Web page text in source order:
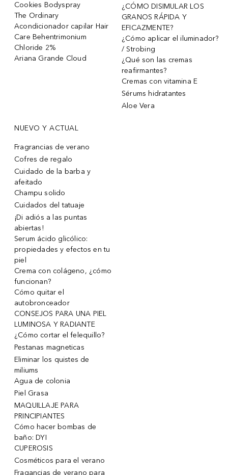
Cookies Bodyspray
The Ordinary
Acondicionador capilar Hair
Care Behentrimonium
Chloride 2%
Ariana Grande Cloud
¿CÓMO DISIMULAR LOS
GRANOS RÁPIDA Y
EFICAZMENTE?
¿Cómo aplicar el iluminador?
/ Strobing
¿Qué son las cremas
reafirmantes?
Cremas con vitamina E
Sérums hidratantes
Aloe Vera
NUEVO Y ACTUAL
Fragrancias de verano
Cofres de regalo
Cuidado de la barba y
afeitado
Champu solido
Cuidados del tatuaje
¡Di adiós a las puntas
abiertas!
Serum ácido glicólico:
propiedades y efectos en tu
piel
Crema con colágeno, ¿cómo
funcionan?
Cómo quitar el
autobronceador
CONSEJOS PARA UNA PIEL
LUMINOSA Y RADIANTE
¿Cómo cortar el felequillo?
Pestanas magneticas
Eliminar los quistes de
miliums
Agua de colonia
Piel Grasa
MAQUILLAJE PARA
PRINCIPIANTES
Cómo hacer bombas de
baño: DYI
CUPEROSIS
Cosméticos para el verano
Fragancias de verano para